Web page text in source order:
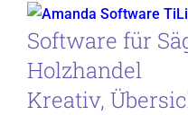
Software für
Holzhandel
Kreativ,